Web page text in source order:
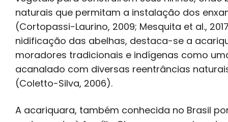
naturais que permitam a instalação dos
(Cortopassi-Laurino, 2009; Mesquita et al.,
nidificação das abelhas, destaca-se a
moradores tradicionais e indígenas como
acanalado com diversas reentrâncias
(Coletto-Silva, 2006).
A acariquara, também conhecida no Brasil